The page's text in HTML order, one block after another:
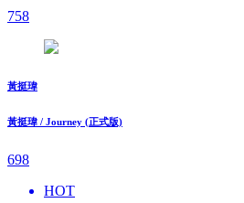
758
黃挺瑋
黃挺瑋 / Journey (正式版)
698
HOT